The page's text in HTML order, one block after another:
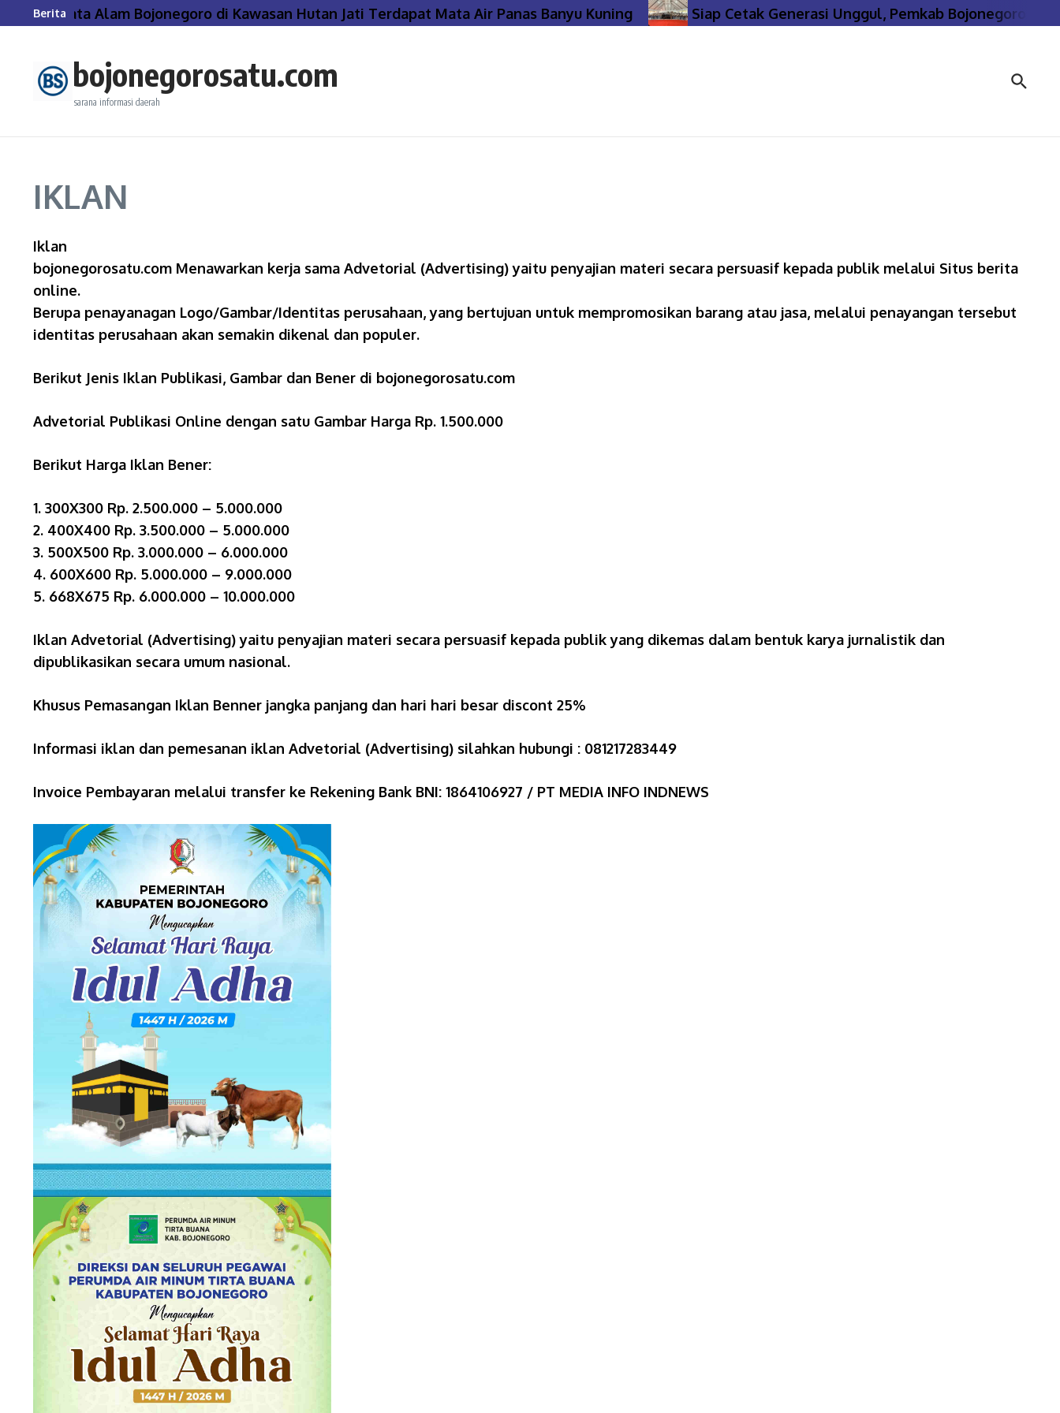
Lewati ke konten
Berita
Wisata Alam Bojonegoro di Kawasan Hutan Jati Terdapat Mata Air Panas Banyu Kuning Siap Cetak Generasi Unggul, Pemkab Bojonegoro
bojonegorosatu.com
sarana informasi daerah
IKLAN
Iklan
bojonegorosatu.com Menawarkan kerja sama Advetorial (Advertising) yaitu penyajian materi secara persuasif kepada publik melalui Situs berita
online.
Berupa penayanagan Logo/Gambar/Identitas perusahaan, yang bertujuan untuk mempromosikan barang atau jasa, melalui penayangan tersebut
identitas perusahaan akan semakin dikenal dan populer.
Berikut Jenis Iklan Publikasi, Gambar dan Bener di bojonegorosatu.com
Advetorial Publikasi Online dengan satu Gambar Harga Rp. 1.500.000
Berikut Harga Iklan Bener:
1. 300X300 Rp. 2.500.000 – 5.000.000
2. 400X400 Rp. 3.500.000 – 5.000.000
3. 500X500 Rp. 3.000.000 – 6.000.000
4. 600X600 Rp. 5.000.000 – 9.000.000
5. 668X675 Rp. 6.000.000 – 10.000.000
Iklan Advetorial (Advertising) yaitu penyajian materi secara persuasif kepada publik yang dikemas dalam bentuk karya jurnalistik dan
dipublikasikan secara umum nasional.
Khusus Pemasangan Iklan Benner jangka panjang dan hari hari besar discont 25%
Informasi iklan dan pemesanan iklan Advetorial (Advertising) silahkan hubungi : 081217283449
Invoice Pembayaran melalui transfer ke Rekening Bank BNI: 1864106927 / PT MEDIA INFO INDNEWS